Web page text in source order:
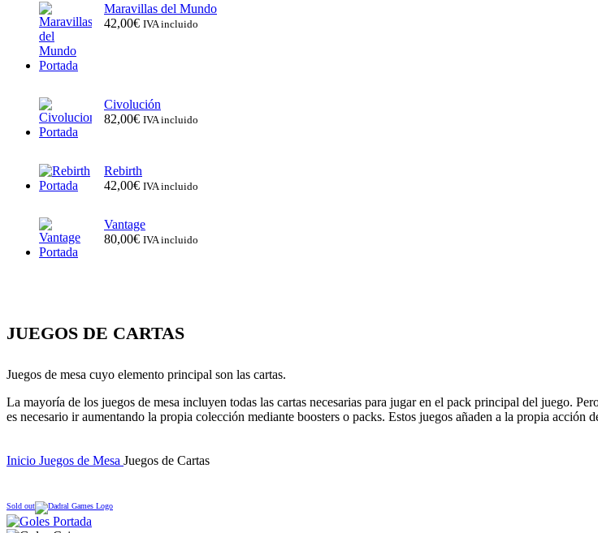
Maravillas del Mundo
42,00€ IVA incluido
Civolución
82,00€ IVA incluido
Rebirth
42,00€ IVA incluido
Vantage
80,00€ IVA incluido
JUEGOS DE CARTAS
Juegos de mesa cuyo elemento principal son las cartas.
La mayoría de los juegos de mesa incluyen todas las cartas necesarias para jugar en el pack principal del juego.
es necesario ir aumentando la propia colección mediante boosters o packs. Estos juegos añaden a la propia
Inicio Juegos de Mesa Juegos de Cartas
Sold out